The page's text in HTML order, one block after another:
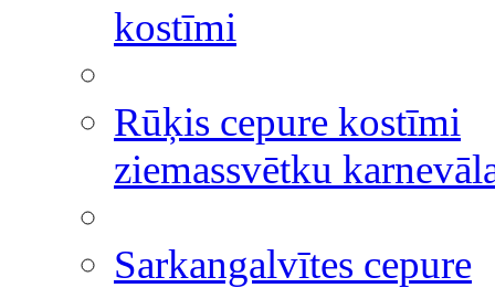
kostīmi
Rūķis cepure kostīmi
ziemassvētku
Sarkangalvītes cepure